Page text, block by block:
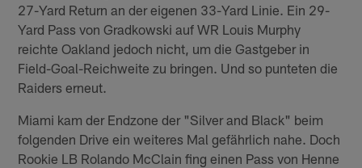
27-Yard Return an der eigenen 33-Yard Linie. Ein 29-
Yard Pass von Gradkowski auf WR Louis Murphy
reichte Oakland jedoch nicht, um die Gastgeber in
Field-Goal-Reichweite zu bringen. Und so punteten die
Raiders erneut.
Miami kam der Endzone der "Silver and Black" beim
folgenden Drive ein weiteres Mal gefährlich nahe. Doch
Rookie LB Rolando McClain fing einen Pass von Henne